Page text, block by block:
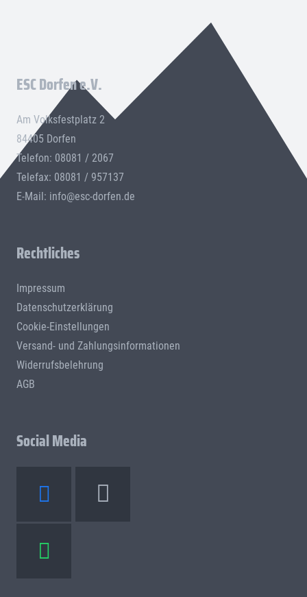
ESC Dorfen e.V.
Am Volksfestplatz 2
84405 Dorfen
Telefon: 08081 / 2067
Telefax: 08081 / 957137
E-Mail: info@esc-dorfen.de
Rechtliches
Impressum
Datenschutzerklärung
Cookie-Einstellungen
Versand- und Zahlungsinformationen
Widerrufsbelehrung
AGB
Social Media